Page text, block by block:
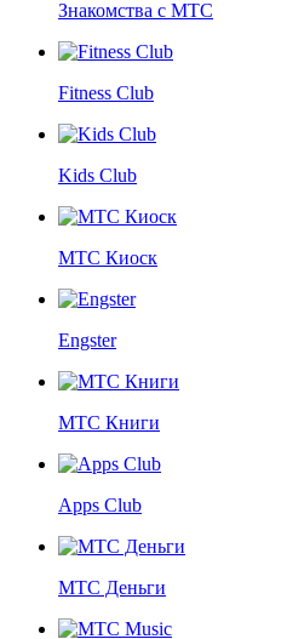
Знакомства с МТС
Fitness Club
Kids Club
МТС Киоск
Engster
МТС Книги
Apps Club
МТС Деньги